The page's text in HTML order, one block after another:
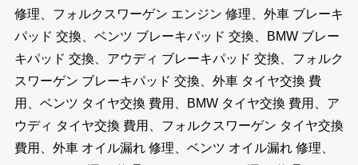
修理、フォルクスワーゲン エンジン 修理、外車 ブレーキ
パッド 交換、ベンツ ブレーキパッド 交換、BMW ブレー
キパッド 交換、アウディ ブレーキパッド 交換、フォルク
スワーゲン ブレーキパッド 交換、外車 タイヤ交換 費
用、ベンツ タイヤ交換 費用、BMW タイヤ交換 費用、ア
ウディ タイヤ交換 費用、フォルクスワーゲン タイヤ交換
費用、外車 オイル漏れ 修理、ベンツ オイル漏れ 修理、